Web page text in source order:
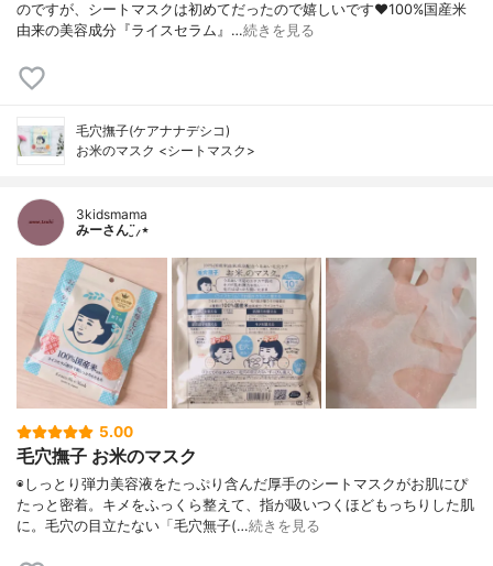
のですが、シートマスクは初めてだったので嬉しいです❤100%国産米
由来の美容成分『ライスセラム』…続きを見る
毛穴撫子(ケアナナデシコ)
お米のマスク <シートマスク>
3kidsmama
みーさん¨̮⸝⋆
5.00
毛穴撫子 お米のマスク
◉しっとり弾力美容液をたっぷり含んだ厚手のシートマスクがお肌にぴ
たっと密着。キメをふっくら整えて、指が吸いつくほどもっちりした肌
に。毛穴の目立たない「毛穴無子(…続きを見る